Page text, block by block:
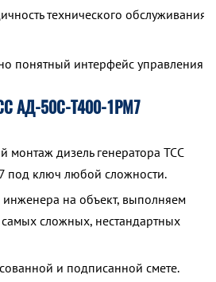
технического обслуживания,
понятный интерфейс управления
АД-50С-Т400-1РМ7
монтаж дизель генератора ТСС
ключ любой сложности.
на объект, выполняем
сложных, нестандартных
и подписанной смете.